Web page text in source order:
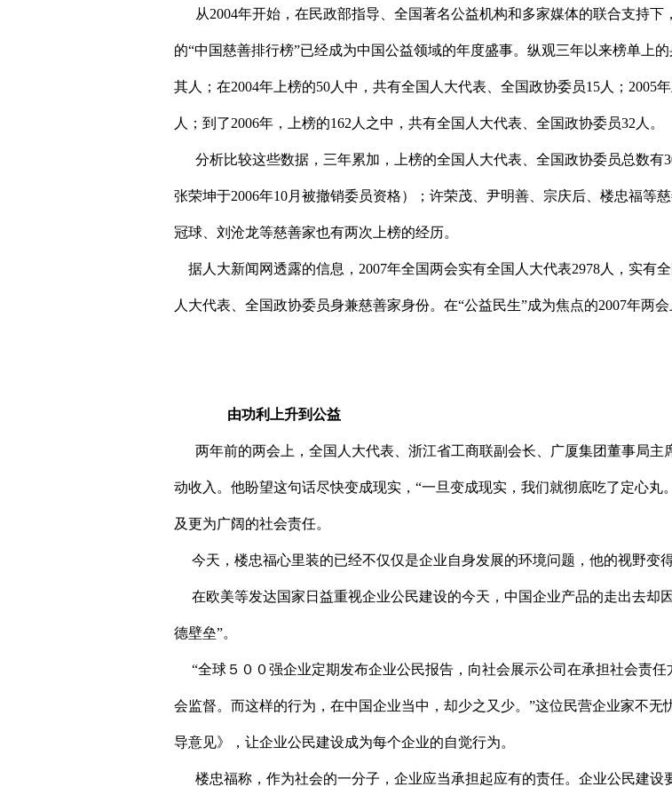
从2004年开始，在民政部指导、全国著名公益机构和多家媒体的联合支持下
的“中国慈善排行榜”已经成为中国公益领域的年度盛事。纵观三年以来榜单上
其人；在2004年上榜的50人中，共有全国人大代表、全国政协委员15人；2005
人；到了2006年，上榜的162人之中，共有全国人大代表、全国政协委员32人。
分析比较这些数据，三年累加，上榜的全国人大代表、全国政协委员总数有
张荣坤于2006年10月被撤销委员资格）；许荣茂、尹明善、宗庆后、楼忠福等
冠球、刘沧龙等慈善家也有两次上榜的经历。
据人大新闻网透露的信息，2007年全国两会实有全国人大代表2978人，实有
人大代表、全国政协委员身兼慈善家身份。在“公益民生”成为焦点的2007年两
由功利上升到公益
两年前的两会上，全国人大代表、浙江省工商联副会长、广厦集团董事局主
动收入。他盼望这句话尽快变成现实，“一旦变成现实，我们就彻底吃了定心
及更为广阔的社会责任。
今天，楼忠福心里装的已经不仅仅是企业自身发展的环境问题，他的视野变得
在欧美等发达国家日益重视企业公民建设的今天，中国企业产品的走出去却
德壁垒”。
“全球５００强企业定期发布企业公民报告，向社会展示公司在承担社会责
会监督。而这样的行为，在中国企业当中，却少之又少。”这位民营企业家不
导意见》，让企业公民建设成为每个企业的自觉行为。
楼忠福称，作为社会的一分子，企业应当承担起应有的责任。企业公民建设